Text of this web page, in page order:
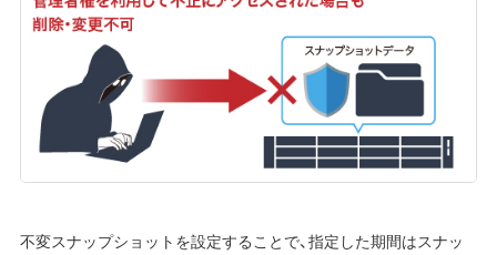
不変スナップショットを設定することで、指定した期間はスナッ